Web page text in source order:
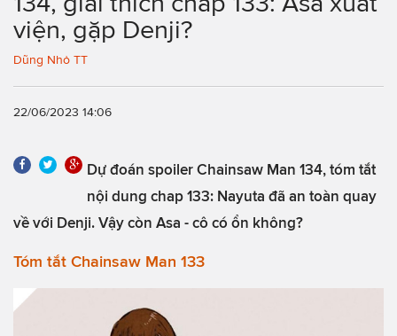
viện, gặp Denji?
Dũng Nhỏ TT
22/06/2023 14:06
Dự đoán spoiler Chainsaw Man 134, tóm tắt
nội dung chap 133: Nayuta đã an toàn quay
về với Denji. Vậy còn Asa - cô có ổn không?
Tóm tắt Chainsaw Man 133